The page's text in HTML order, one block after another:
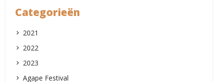
Categorieën
2021
2022
2023
Agape Festival